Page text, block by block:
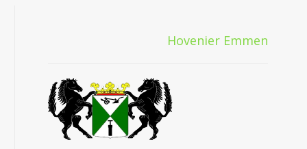
Hovenier Emmen